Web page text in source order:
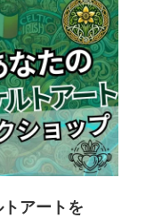
アートを